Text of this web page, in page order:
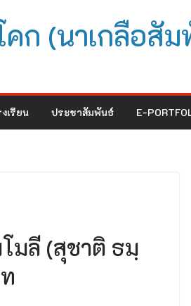
คก (นาเกลือสั
เรียน ประชาสัมพันธ์ E-
มลี (สุชาติ ธมฺ